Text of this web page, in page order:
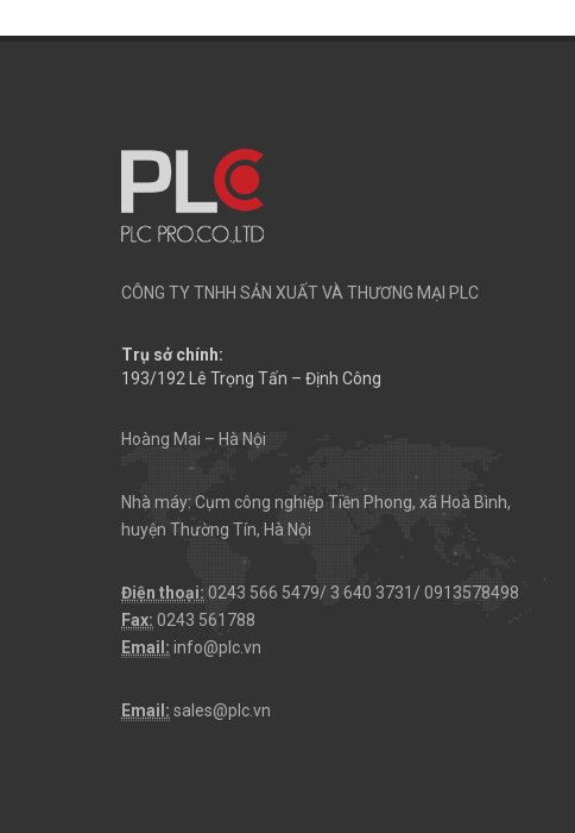
CÔNG TY TNHH SẢN XUẤT VÀ THƯƠNG MẠI PLC
Trụ sở chính:
193/192 Lê Trọng Tấn – Định Công
Hoàng Mai – Hà Nội
Nhà máy: Cụm công nghiệp Tiền Phong, xã Hoà Bình,
huyện Thường Tín, Hà Nội
Điện thoại: 0243 566 5479/ 3 640 3731/ 0913578498
Fax: 0243 561788
Email: info@plc.vn
Email: sales@plc.vn